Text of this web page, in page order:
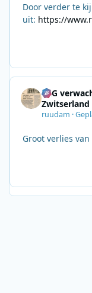
Door verder te
uit: https://
SRG
Zwitserland
ruudam ·
Groot verlies